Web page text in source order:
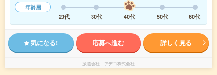
年齢層
20代
30代 40代 50代 60代
気になる! 応募へ進む 詳しく見る
派遣会社 アデコ株式会社